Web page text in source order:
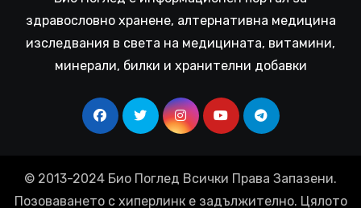
здравословно хранене, алтернативна медицина
изследвания в света на медицината, витамини,
минерали, билки и хранителни добавки
© 2013-2024 Био Поглед Всички Права Запазени.
Позоваването с хиперлинк е задължително. Цялото